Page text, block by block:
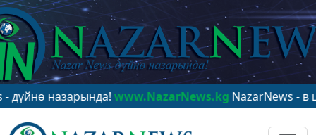
назарында!www.NazarNews.kgNazarNews - в